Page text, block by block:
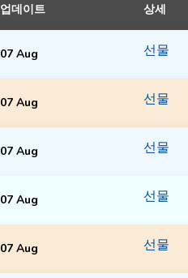
업데이트 상세
07 Aug 선물
07 Aug 선물
07 Aug 선물
07 Aug 선물
07 Aug 선물